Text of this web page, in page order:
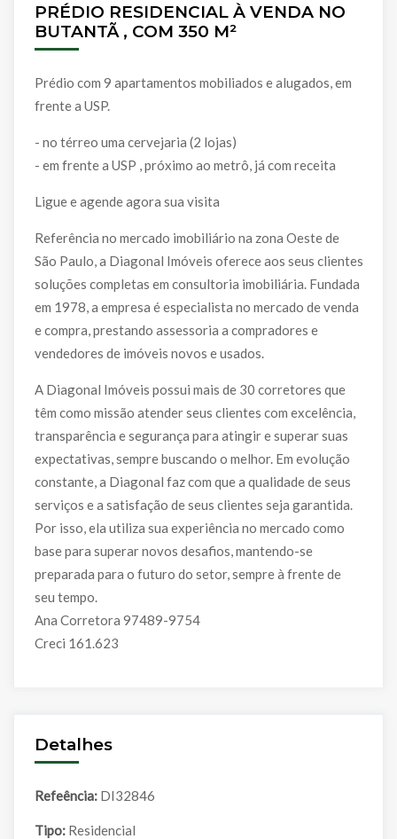
PRÉDIO RESIDENCIAL À VENDA NO
BUTANTÃ , COM 350 M²
Prédio com 9 apartamentos mobiliados e alugados, em
frente a USP.
- no térreo uma cervejaria (2 lojas)
- em frente a USP , próximo ao metrô, já com receita
Ligue e agende agora sua visita
Referência no mercado imobiliário na zona Oeste de
São Paulo, a Diagonal Imóveis oferece aos seus clientes
soluções completas em consultoria imobiliária. Fundada
em 1978, a empresa é especialista no mercado de venda
e compra, prestando assessoria a compradores e
vendedores de imóveis novos e usados.
A Diagonal Imóveis possui mais de 30 corretores que
têm como missão atender seus clientes com excelência,
transparência e segurança para atingir e superar suas
expectativas, sempre buscando o melhor. Em evolução
constante, a Diagonal faz com que a qualidade de seus
serviços e a satisfação de seus clientes seja garantida.
Por isso, ela utiliza sua experiência no mercado como
base para superar novos desafios, mantendo-se
preparada para o futuro do setor, sempre à frente de
seu tempo.
Ana Corretora 97489-9754
Creci 161.623
Detalhes
Refeência: DI32846
Tipo: Residencial